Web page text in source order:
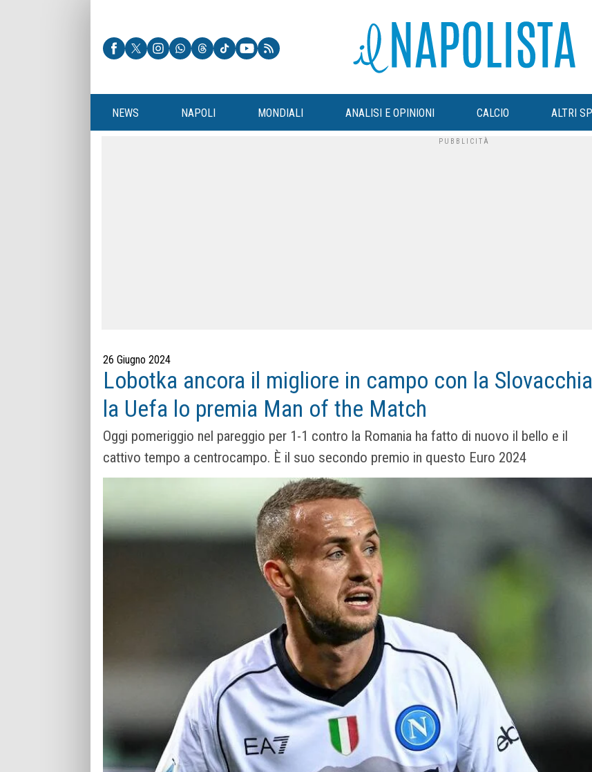
NEWS NAPOLI MONDIALI ANALISI E OPINIONI CALCIO ALTRI
26 Giugno 2024
Lobotka ancora il migliore in campo con la
la Uefa lo premia Man of the Match
Oggi pomeriggio nel pareggio per 1-1 contro la Romania ha fatto di nuovo il bello e il
cattivo tempo a centrocampo. È il suo secondo premio in questo Euro 2024